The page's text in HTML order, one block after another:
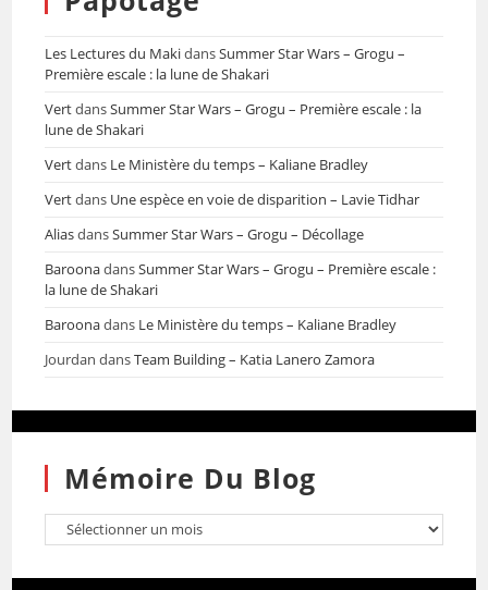
Les Lectures du MakidansSummer Star Wars – Grogu –
Première escale : la lune de Shakari
VertdansSummer Star Wars – Grogu – Première escale : la
lune de Shakari
Vertdans Le Ministère du temps – Kaliane Bradley
Vertdans Une espèce en voie de disparition – Lavie Tidhar
AliasdansSummer Star Wars – Grogu – Décollage
BaroonadansSummer Star Wars – Grogu – Première escale :
la lune de Shakari
Baroonadans Le Ministère du temps – Kaliane Bradley
Jourdan dansTeam Building – Katia Lanero Zamora
Mémoire Du Blog